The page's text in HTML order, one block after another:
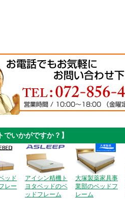
でいかがですか？】
ッド
レー
アイシン精機ト
ヨタベッドのベ
ッドフレーム
大塚製薬家具事
業部のベッドフ
レーム